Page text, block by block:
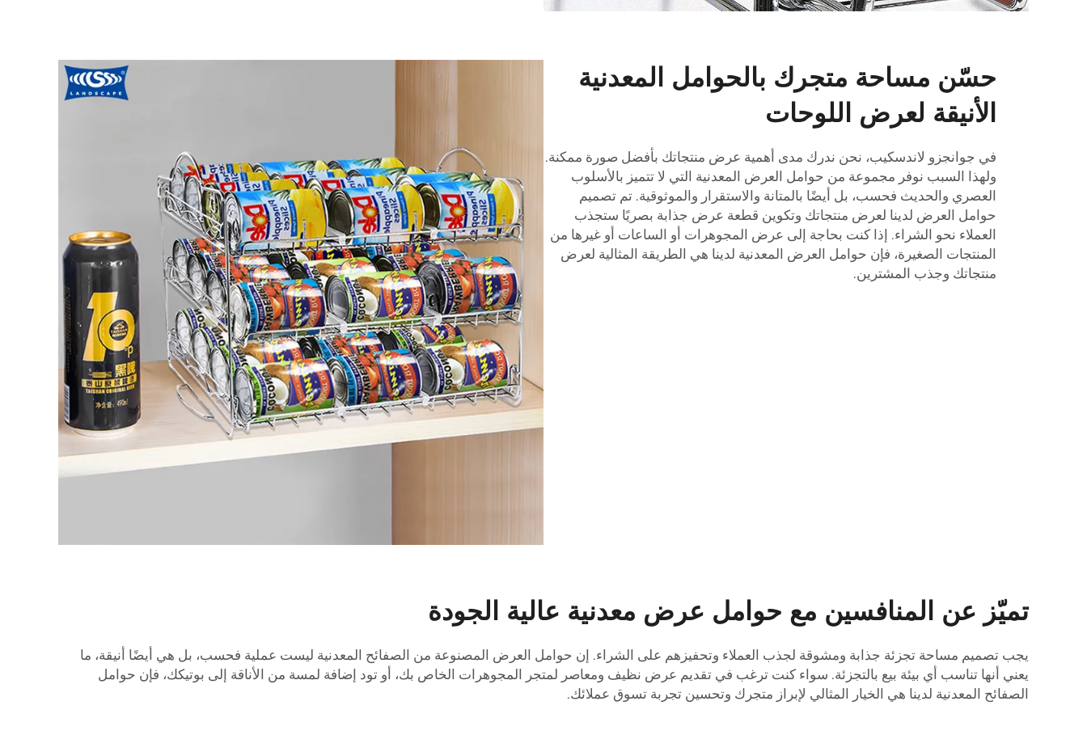
حسّن مساحة متجرك بالحوامل المعدنية
الأنيقة لعرض اللوحات
في جوانجزو لاندسكيب، نحن ندرك مدى أهمية عرض منتجاتك بأفضل صورة ممكنة.
ولهذا السبب نوفر مجموعة من حوامل العرض المعدنية التي لا تتميز بالأسلوب
العصري والحديث فحسب، بل أيضًا بالمتانة والاستقرار والموثوقية. تم تصميم
حوامل العرض لدينا لعرض منتجاتك وتكوين قطعة عرض جذابة بصريًا ستجذب
العملاء نحو الشراء. إذا كنت بحاجة إلى عرض المجوهرات أو الساعات أو غيرها من
المنتجات الصغيرة، فإن حوامل العرض المعدنية لدينا هي الطريقة المثالية لعرض
منتجاتك وجذب المشترين.
تميّز عن المنافسين مع حوامل عرض معدنية عالية الجودة
يجب تصميم مساحة تجزئة جذابة ومشوقة لجذب العملاء وتحفيزهم على الشراء. إن حوامل العرض المصنوعة من الصفائح المعدنية ليست عملية فحسب، بل هي أيضًا أنيقة، ما
يعني أنها تناسب أي بيئة بيع بالتجزئة. سواء كنت ترغب في تقديم عرض نظيف ومعاصر لمتجر المجوهرات الخاص بك، أو تود إضافة لمسة من الأناقة إلى بوتيكك، فإن حوامل
الصفائح المعدنية لدينا هي الخيار المثالي لإبراز متجرك وتحسين تجربة تسوق عملائك.